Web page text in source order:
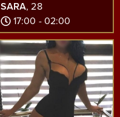
SARA, 28
17:00 - 02:00